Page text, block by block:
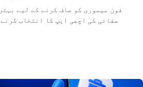
فون میموری کو صاف کرنے کے لیے
صفائی کی اچھی ایپ کا انتخاب